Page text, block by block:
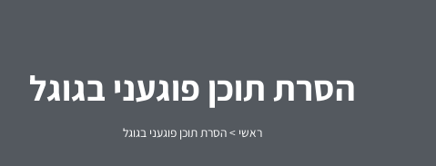
הסרת תוכן פוגעני בגוגל
ראשי >הסרת תוכן פוגעני בגוגל